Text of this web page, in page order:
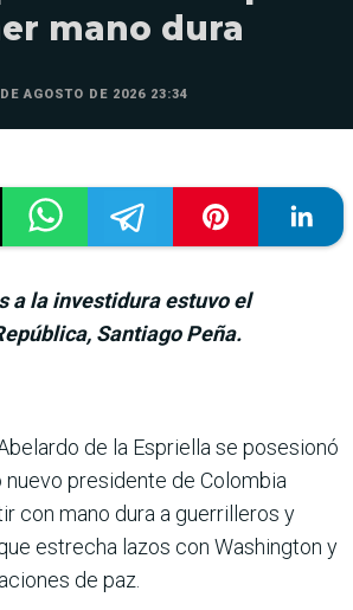
mano dura
AGOSTO DE 2026 23:34
a la investidura estuvo el
Santiago Peña.
de la Espriella se posesionó
presi­dente de Colombia
con mano dura a guerrilleros y
estrecha lazos con Washington y
de paz.